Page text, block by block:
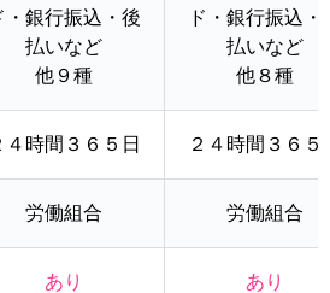
・銀行振込・後
払いなど
他９種
ド・銀行振込・
払いなど
他８種
４時間３６５日 ２４時間３６５
労働組合 労働組合
あり
あり